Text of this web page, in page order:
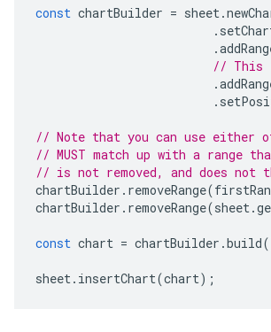
const chartBuilder = sheet.
.
.
// This
.
.
// Note that you can use either
// MUST match up with a range
// is not removed, and does not
chartBuilder . removeRange(
chartBuilder . removeRange(sheet.
const chart = chartBuilder .build
sheet. insertChart(chart);